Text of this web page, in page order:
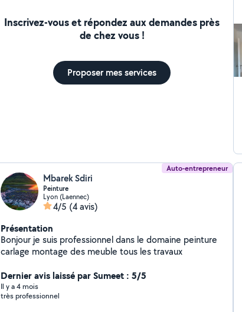
Inscrivez-vous et répondez aux demandes près
de chez vous !
Proposer mes services
Auto-entrepreneur
Mbarek Sdiri
Peinture
Lyon (Laennec)
4/5 (4 avis)
Présentation
Bonjour je suis professionnel dans le domaine peinture
carlage montage des meuble tous les travaux
Dernier avis laissé par Sumeet : 5/5
Il y a 4 mois
très professionnel